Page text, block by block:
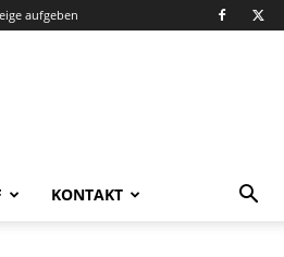
aufgeben
KONTAKT